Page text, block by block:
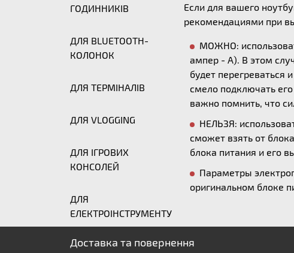
ГОДИННИКІВ
ДЛЯ BLUETOOTH-
КОЛОНОК
ДЛЯ ТЕРМІНАЛІВ
ДЛЯ VLOGGING
ДЛЯ ІГРОВИХ
КОНСОЛЕЙ
ДЛЯ
ЕЛЕКТРОІНСТРУМЕНТУ
Если для вашего
рекомендациями при
МОЖНО:
ампер - А). В этом
будет перегреваться
смело подключать
важно помнить, что
НЕЛЬЗЯ:
сможет взять от
блока питания и его
Параметры
оригинальном блоке
Доставка та повернення